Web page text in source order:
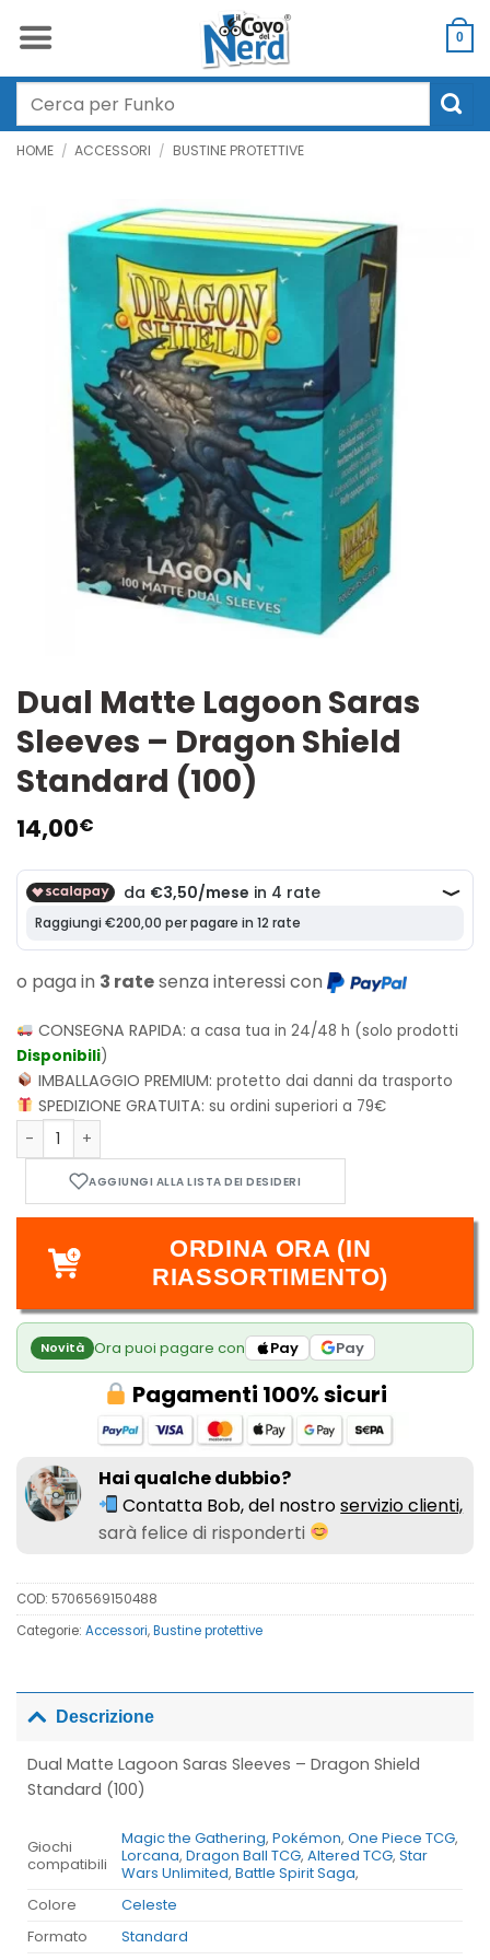
0
Cerca:
HOME / ACCESSORI / BUSTINE PROTETTIVE
Dual Matte Lagoon Saras
Sleeves – Dragon Shield
Standard (100)
14,00€
o paga in 3 ratesenza interessi con
CONSEGNA RAPIDA:a casa tua in 24/48 h (solo prodotti
Disponibili)
IMBALLAGGIO PREMIUM:protetto dai danni da trasporto
SPEDIZIONE GRATUITA:su ordini superiori a 79€
Dual Matte Lagoon Saras Sleeves - Dragon Shield
ORDINA ORA (IN
RIASSORTIMENTO)
Novità Ora puoi pagare con Pay Pay
Pagamenti 100% sicuri
Hai qualche dubbio?
Contatta Bob, del nostroservizio clienti,
sarà felice di risponderti
COD: 5706569150488
Categorie: Accessori,Bustine protettive
Descrizione
Dual Matte Lagoon Saras Sleeves – Dragon Shield
Standard (100)
Giochi
compatibili
Magic the Gathering,Pokémon,One Piece TCG,
Lorcana,Dragon Ball TCG,Altered TCG,Star
Wars Unlimited,Battle Spirit Saga,
Colore
Celeste
Formato
Standard